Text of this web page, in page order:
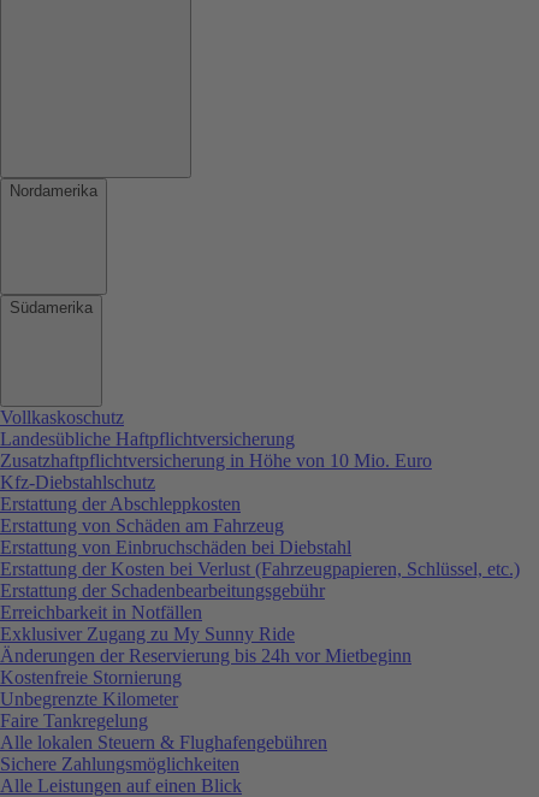
Nordamerika
Südamerika
Vollkaskoschutz
Landesübliche Haftpflichtversicherung
Zusatzhaftpflichtversicherung in Höhe von 10 Mio. Euro
Kfz-Diebstahlschutz
Erstattung der Abschleppkosten
Erstattung von Schäden am Fahrzeug
Erstattung von Einbruchschäden bei Diebstahl
Erstattung der Kosten bei Verlust (Fahrzeugpapieren, Schlüssel, etc.)
Erstattung der Schadenbearbeitungsgebühr
Erreichbarkeit in Notfällen
Exklusiver Zugang zu My Sunny Ride
Änderungen der Reservierung bis 24h vor Mietbeginn
Kostenfreie Stornierung
Unbegrenzte Kilometer
Faire Tankregelung
Alle lokalen Steuern & Flughafengebühren
Sichere Zahlungsmöglichkeiten
Alle Leistungen auf einen Blick